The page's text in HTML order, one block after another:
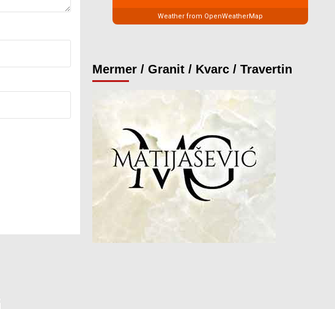
Weather from OpenWeatherMap
Mermer / Granit / Kvarc / Travertin